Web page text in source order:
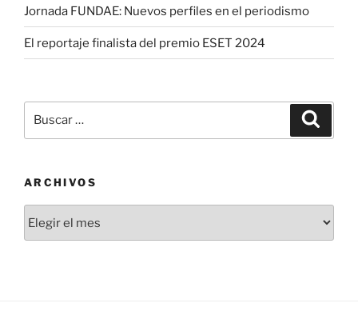
Jornada FUNDAE: Nuevos perfiles en el periodismo
El reportaje finalista del premio ESET 2024
por:
ARCHIVOS